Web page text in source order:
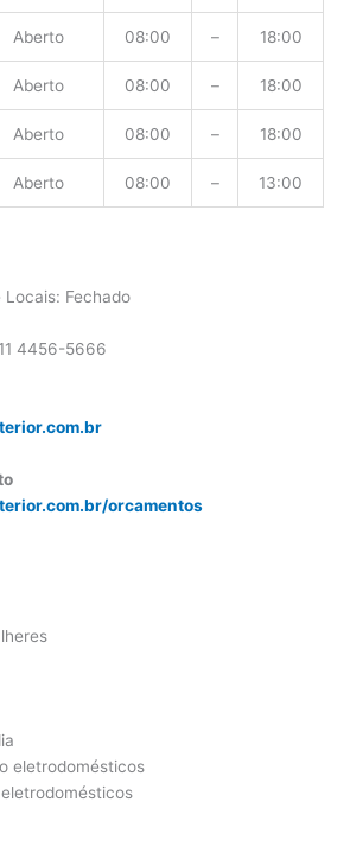
Aberto 08:00 – 18:00
Aberto 08:00 – 18:00
Aberto 08:00 – 18:00
Aberto 08:00 – 13:00
Locais: Fechado
11 4456-5666
orcamentos
eletrodomésticos